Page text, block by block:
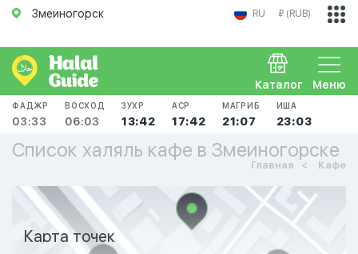
Змеиногорск RU ₽ (RUB)
Меню
Каталог
ФАДЖР
03:33
ВОСХОД
06:03
ЗУХР
13:42
АСР
17:42
МАГРИБ
21:07
ИША
23:03
Список халяль кафе в Змеиногорске
Главная Кафе
Карта точек